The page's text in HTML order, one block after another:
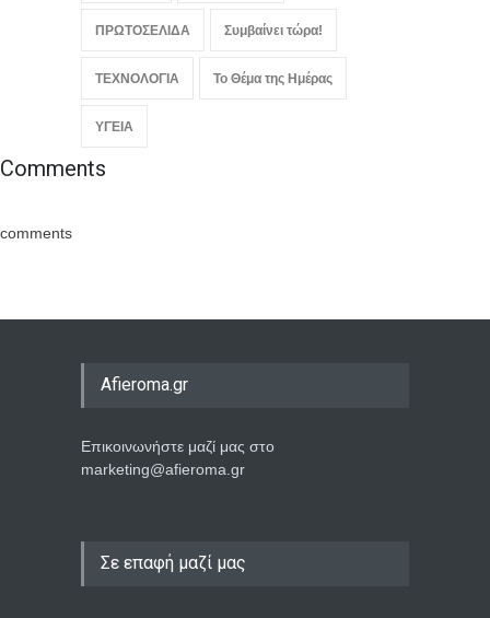
ΠΡΩΤΟΣΕΛΙΔΑ Συμβαίνει τώρα!
ΤΕΧΝΟΛΟΓΙΑ Το Θέμα της Ημέρας
ΥΓΕΙΑ
Comments
comments
Afieroma.gr
Επικοινωνήστε μαζί μας στο
marketing@afieroma.gr
Σε επαφή μαζί μας